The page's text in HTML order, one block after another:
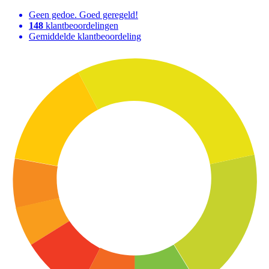
Geen gedoe. Goed geregeld!
148 klantbeoordelingen
Gemiddelde klantbeoordeling